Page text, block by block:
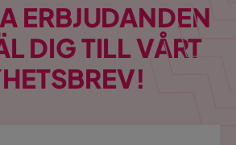
ERBJUDANDEN
DIG TILL VÅRT